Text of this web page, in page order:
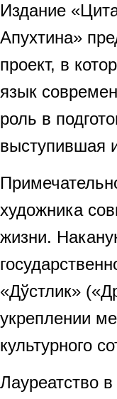
Издание
Апухтина»
проект, в
язык
роль в
выступившая
художника
жизни.
«Дўстлик»
укреплении
культурного
Лауреатство